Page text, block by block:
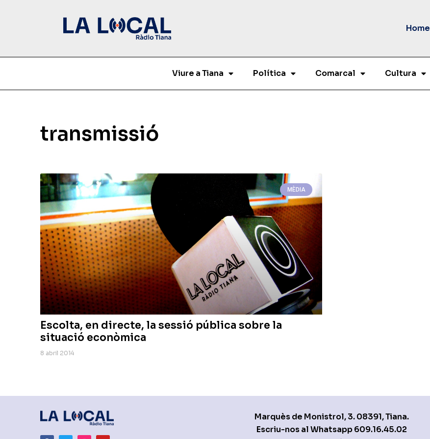
Home
Viure a Tiana Política Comarcal Cultura
transmissió
MÈDIA
Escolta, en directe, la sessió pública sobre la
situació econòmica
8 abril 2014
Marquès de Monistrol, 3. 08391, Tiana.
Escriu-nos al Whatsapp609.16.45.02